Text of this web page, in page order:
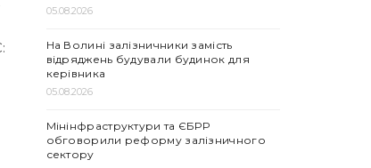
05.08.2026
На Волині залізничники замість
відряджень будували будинок для
керівника
05.08.2026
Мінінфраструктури та ЄБРР
обговорили реформу залізничного
сектору